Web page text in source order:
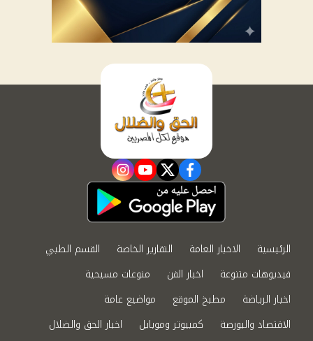
facebook
twitter
youtube
instagram
الرئيسية الاخبار العامة التقارير الخاصة
القسم الطبي
فيديوهات متنوعة
اخبار الفن
منوعات مسيحية
اخبار الرياضة
مطبخ الموقع
مواضيع عامة
الاقتصاد والبورصة
كمبيوتر وموبايل
اخبار الحق والضلال